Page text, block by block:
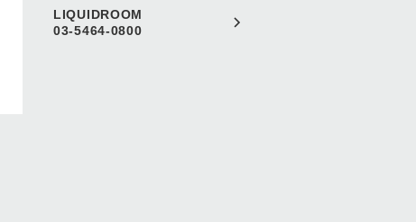
LIQUIDROOM
03-5464-0800